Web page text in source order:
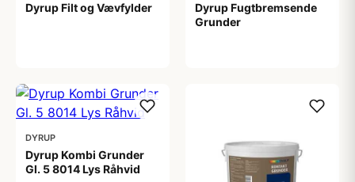
Dyrup Filt og Vævfylder
Dyrup Fugtbremsende
Grunder
DYRUP
Dyrup Kombi Grunder
Gl. 5 8014 Lys Råhvid